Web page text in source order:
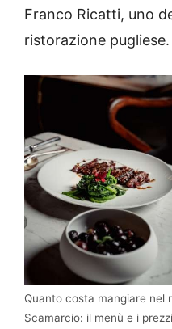
Franco Ricatti, uno
ristorazione pugliese.
Quanto costa mangiare nel
Scamarcio: il menù e i